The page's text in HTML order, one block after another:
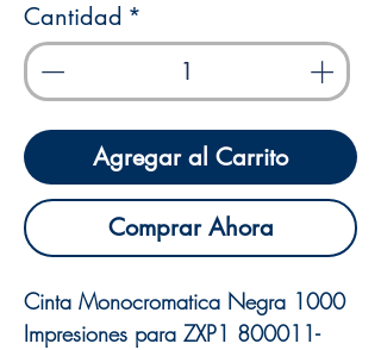
Cantidad *
Agregar al Carrito
Comprar Ahora
Cinta Monocromatica Negra 1000
Impresiones para ZXP1 800011-